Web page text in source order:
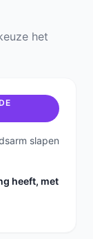
het
slapen
heeft, met